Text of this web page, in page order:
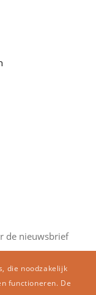
de nieuwsbrief
die noodzakelijk
functioneren. De